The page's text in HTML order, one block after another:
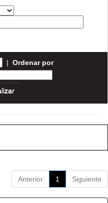
| Ordenar por
Anterior 1 Siguiente